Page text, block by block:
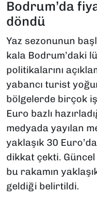
Bodrum’da
döndü
Yaz sezonunun
kala Bodrum’daki
politikalarını
yabancı turist
bölgelerde birçok
Euro bazlı
medyada yayılan
yaklaşık 30
dikkat çekti.
bu rakamın
geldiği belirtildi.